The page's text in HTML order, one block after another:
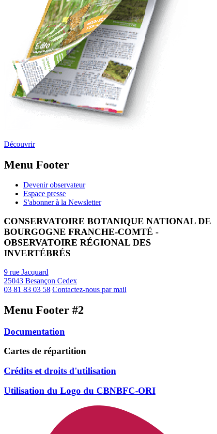
Découvrir
Menu Footer
Devenir observateur
Espace presse
S'abonner à la Newsletter
CONSERVATOIRE BOTANIQUE NATIONAL DE
BOURGOGNE FRANCHE-COMTÉ -
OBSERVATOIRE RÉGIONAL DES
INVERTÉBRÉS
9 rue Jacquard
25043 Besançon Cedex
03 81 83 03 58 Contactez-nous par mail
Menu Footer #2
Documentation
Cartes de répartition
Crédits et droits d'utilisation
Utilisation du Logo du CBNBFC-ORI